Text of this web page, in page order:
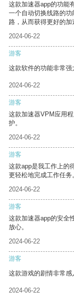
这款加速器app的功能
一个自动切换线路的
路，从而获得更好的加
2024-06-22
游客
这款软件的功能非常强
2024-06-22
游客
这款加速器VPM应用
护。
2024-06-22
游客
这款app是我工作上的
更轻松地完成工作任务
2024-06-22
游客
这款加速器app的安全
放心。
2024-06-22
游客
这款游戏的剧情非常感
2024-06-22